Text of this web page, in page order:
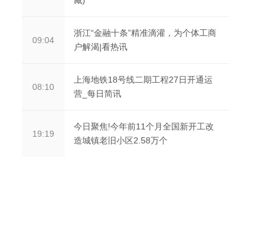
09:04
浙江“金融十条”精准滴灌，为个体工商
户解渴|看热讯
08:10
上海地铁18号线二期工程27日开通运
营_每日简讯
19:19
今日聚焦!今年前11个月全国新开工改
造城镇老旧小区2.58万个